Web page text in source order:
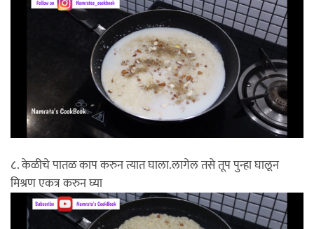
८. केळीचे पातळ काप करुन त्यात घाला.लागेल तसे तूप पुन्हा घालून
मिश्रण एकत्र करुन घ्या